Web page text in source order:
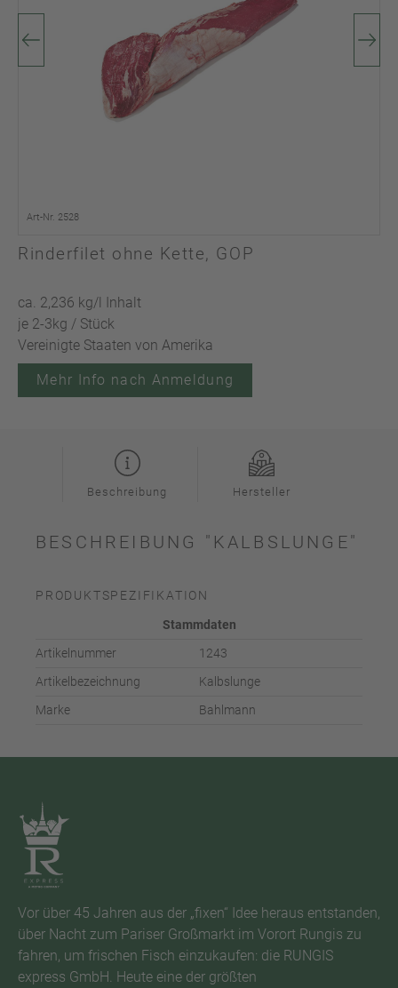
Art-Nr. 2528
Rinderfilet ohne Kette, GOP
ca. 2,236 kg/l Inhalt
je 2-3kg / Stück
Vereinigte Staaten von Amerika
Mehr Info nach Anmeldung
Beschreibung Hersteller
BESCHREIBUNG "KALBSLUNGE"
PRODUKTSPEZIFIKATION
Stammdaten
Artikelnummer
1243
Artikelbezeichnung
Kalbslunge
Marke
Bahlmann
Vor über 45 Jahren aus der „fixen“ Idee heraus entstanden,
über Nacht zum Pariser Großmarkt im Vorort Rungis zu
fahren, um frischen Fisch einzukaufen: die RUNGIS
express GmbH. Heute eine der größten